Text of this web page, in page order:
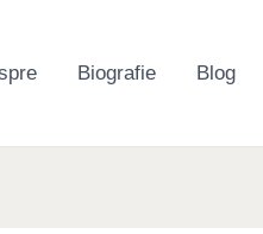
Biografie Blog